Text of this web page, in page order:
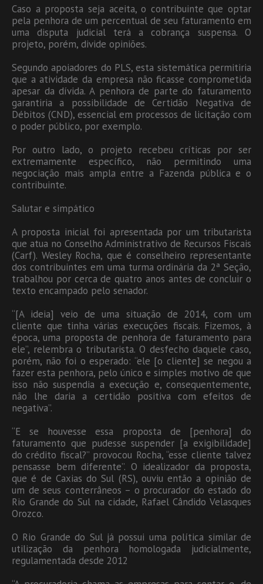
Caso a proposta seja aceita, o contribuinte que optar
pela penhora de um percentual de seu faturamento em
uma disputa judicial terá a cobrança suspensa. O
projeto, porém, divide opiniões.
Segundo apoiadores do PLS, esta sistemática permitiria
que a atividade da empresa não ficasse comprometida
apesar da dívida. A penhora de parte do faturamento
garantiria a possibilidade de Certidão Negativa de
Débitos (CND), essencial em processos de licitação com
o poder público, por exemplo.
Por outro lado, o projeto recebeu críticas por ser
extremamente específico, não permitindo uma
negociação mais ampla entre a Fazenda pública e o
contribuinte.
Salutar e simpático
A proposta inicial foi apresentada por um tributarista
que atua no Conselho Administrativo de Recursos Fiscais
(Carf). Wesley Rocha, que é conselheiro representante
dos contribuintes em uma turma ordinária da 2ª Seção,
trabalhou por cerca de quatro anos antes de concluir o
texto encampado pelo senador.
“[A ideia] veio de uma situação de 2014, com um
cliente que tinha várias execuções fiscais. Fizemos, à
época, uma proposta de penhora de faturamento para
ele”, relembra o tributarista. O desfecho daquele caso,
porém, não foi o esperado: “ele [o cliente] se negou a
fazer esta penhora, pelo único e simples motivo de que
isso não suspendia a execução e, consequentemente,
não lhe daria a certidão positiva com efeitos de
negativa”.
“E se houvesse essa proposta de [penhora] do
faturamento que pudesse suspender [a exigibilidade]
do crédito fiscal?” provocou Rocha, “esse cliente talvez
pensasse bem diferente”. O idealizador da proposta,
que é de Caxias do Sul (RS), ouviu então a opinião de
um de seus conterrâneos – o procurador do estado do
Rio Grande do Sul na cidade, Rafael Cândido Velasques
Orozco.
O Rio Grande do Sul já possui uma política similar de
utilização da penhora homologada judicialmente,
regulamentada desde 2012